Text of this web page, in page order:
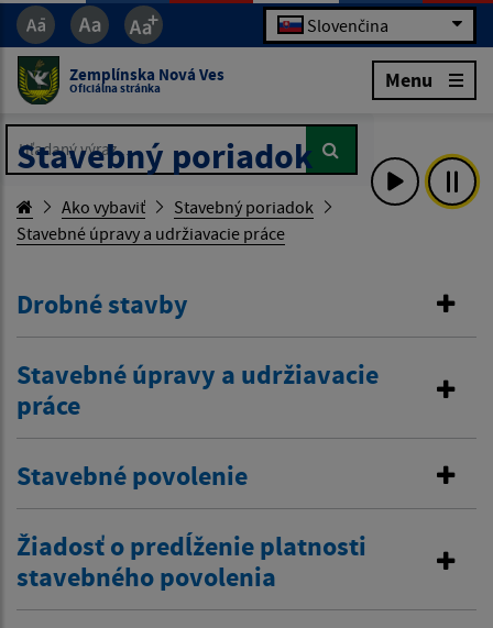
Slovenčina
Zemplínska Nová Ves
Oficiálna stránka Menu
Hľadaný výraz...
Hľadaný výraz...
Stavebný poriadok
Ako vybaviť
Stavebný poriadok
Stavebné úpravy a udržiavacie práce
Drobné stavby
Stavebné úpravy a udržiavacie
práce
Stavebné povolenie
Žiadosť o predĺženie platnosti
stavebného povolenia